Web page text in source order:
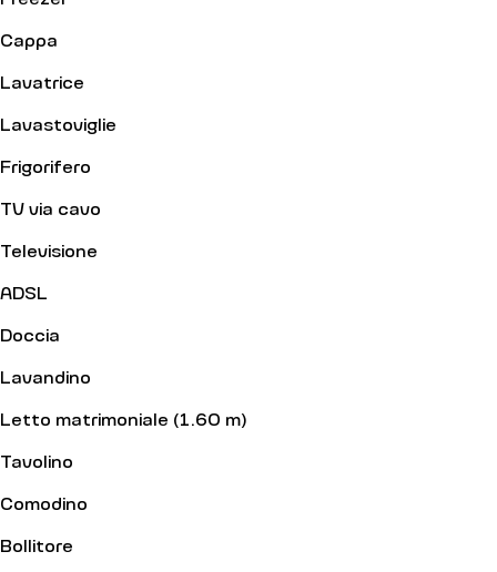
Cappa
Lavatrice
Lavastoviglie
Frigorifero
TV via cavo
Televisione
ADSL
Doccia
Lavandino
Letto matrimoniale (1.60 m)
Tavolino
Comodino
Bollitore